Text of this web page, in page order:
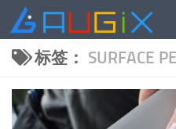
跳至内容
标签： SURFACE